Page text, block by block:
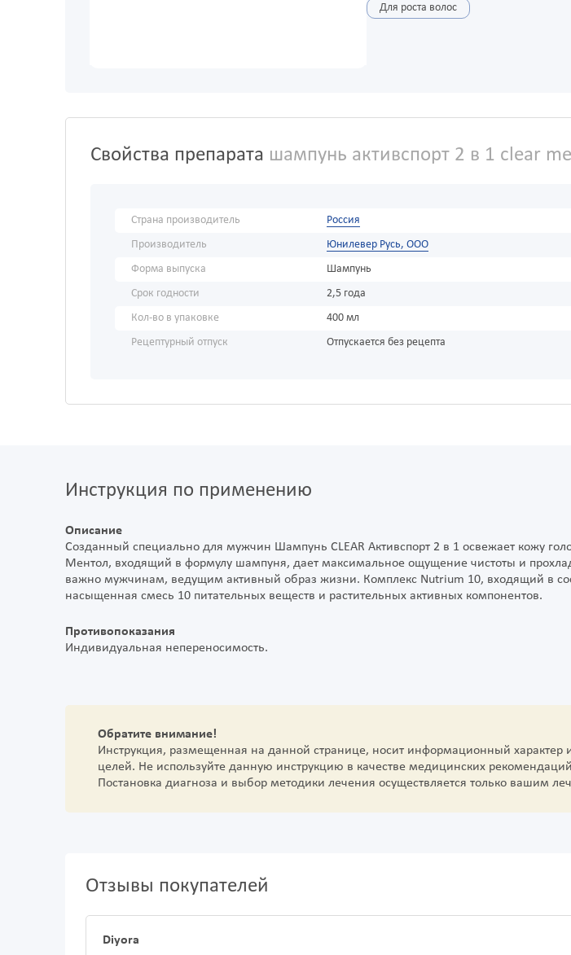
Для роста волос
Свойства препарата шампунь активспорт 2 в 1 clear
Страна производитель
Россия
Производитель
Юнилевер Русь, ООО
Форма выпуска
Шампунь
Срок годности
2,5 года
Кол-во в упаковке
400 мл
Рецептурный отпуск
Отпускается без рецепта
Инструкция по применению
Описание
Созданный специально для мужчин Шампунь CLEAR Активспорт 2 в 1 освежает кожу
Ментол, входящий в формулу шампуня, дает максимальное ощущение чистоты и
важно мужчинам, ведущим активный образ жизни. Комплекс Nutrium 10, входящий в
насыщенная смесь 10 питательных веществ и растительных активных компонентов.
Противопоказания
Индивидуальная непереносимость.
Обратите внимание!
Инструкция, размещенная на данной странице, носит информационный
целей. Не используйте данную инструкцию в качестве медицинских
Постановка диагноза и выбор методики лечения осуществляется только вашим
Отзывы покупателей
Diyora